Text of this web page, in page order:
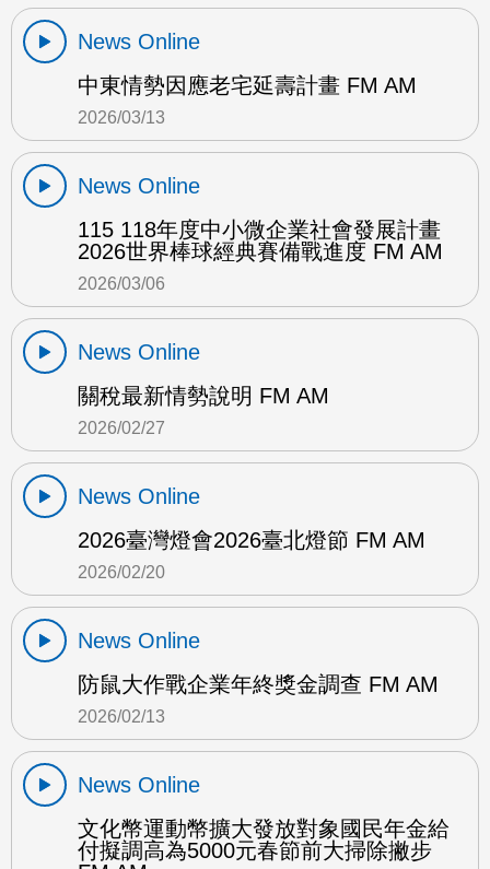
News Online
中東情勢因應老宅延壽計畫 FM AM
2026/03/13
News Online
115 118年度中小微企業社會發展計畫
2026世界棒球經典賽備戰進度 FM AM
2026/03/06
News Online
關稅最新情勢說明 FM AM
2026/02/27
News Online
2026臺灣燈會2026臺北燈節 FM AM
2026/02/20
News Online
防鼠大作戰企業年終獎金調查 FM AM
2026/02/13
News Online
文化幣運動幣擴大發放對象國民年金給
付擬調高為5000元春節前大掃除撇步